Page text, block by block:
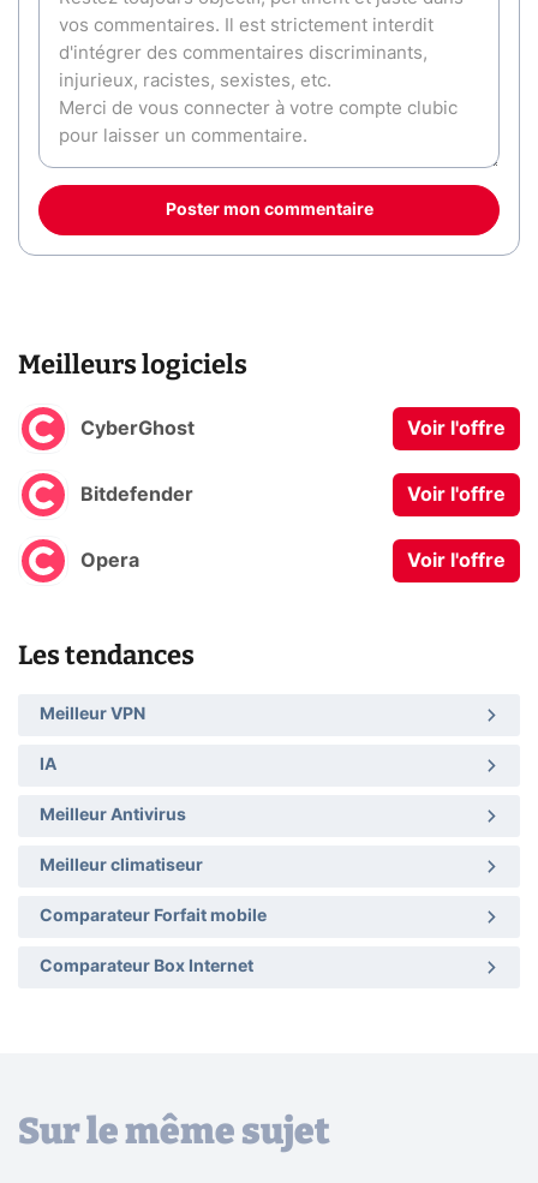
Poster mon commentaire
Meilleurs logiciels
CyberGhost Voir l'offre
Bitdefender Voir l'offre
Opera Voir l'offre
Les tendances
Meilleur VPN
IA
Meilleur Antivirus
Meilleur climatiseur
Comparateur Forfait mobile
Comparateur Box Internet
Sur le même sujet